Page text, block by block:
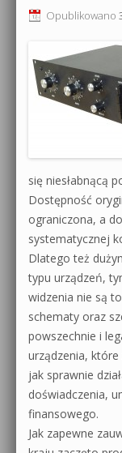
Opublikowano
się niesłabnącą
Dostępność
ograniczona, a
systematycznej
Dlatego też
typu urządzeń,
widzenia nie są
schematy oraz
powszechnie i
urządzenia,
jak sprawnie
doświadczenia,
finansowego.
Jak zapewne